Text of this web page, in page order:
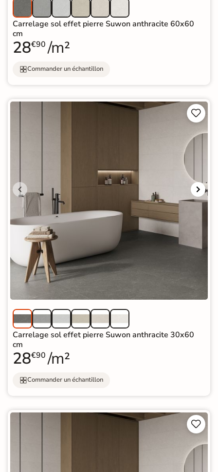
Carrelage sol effet pierre Suwon anthracite 60x60
cm
28€90 /m²
Commander un échantillon


Carrelage sol effet pierre Suwon anthracite 30x60
cm
28€90 /m²
Commander un échantillon

